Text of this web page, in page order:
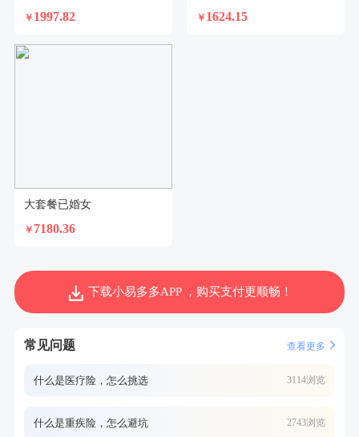
￥ 1997.82 ￥ 1624.15
大套餐已婚女
￥ 7180.36
下载小易多多APP ，购买支付更顺畅！
常见问题 查看更多
什么是医疗险，怎么挑选 3114浏览
什么是重疾险，怎么避坑 2743浏览